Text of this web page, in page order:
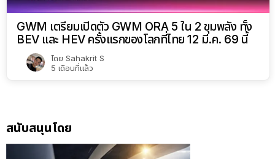
GWM เตรียมเปิดตัว GWM ORA 5 ใน 2 ขุมพลัง ทั้ง
BEV และ HEV ครั้งแรกของโลกที่ไทย 12 มี.ค. 69 นี้
โดย Sahakrit S
5 เดือนที่แล้ว
สนับสนุนโดย